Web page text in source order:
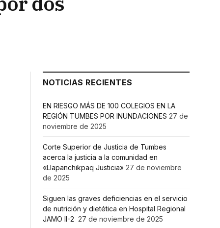
NOTICIAS RECIENTES
EN RIESGO MÁS DE 100 COLEGIOS EN LA
REGIÓN TUMBES POR INUNDACIONES 27 de
noviembre de 2025
Corte Superior de Justicia de Tumbes
acerca la justicia a la comunidad en
«Llapanchikpaq Justicia» 27 de noviembre
de 2025
Siguen las graves deficiencias en el servicio
de nutrición y dietética en Hospital Regional
JAMO II-2 27 de noviembre de 2025